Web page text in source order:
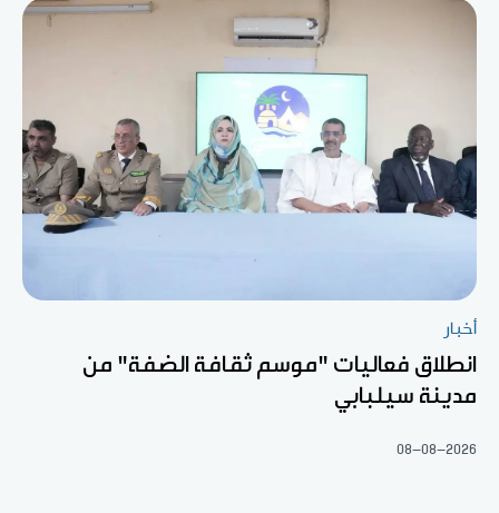
أخبار
انطلاق فعاليات "موسم ثقافة الضفة" من
مدينة سيلبابي
08-08-2026